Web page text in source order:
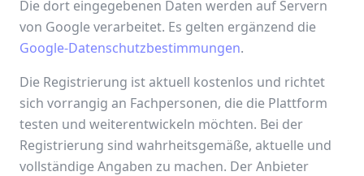
Die dort eingegebenen Daten werden auf Servern
von Google verarbeitet. Es gelten ergänzend die
Google-Datenschutzbestimmungen.
Die Registrierung ist aktuell kostenlos und richtet
sich vorrangig an Fachpersonen, die die Plattform
testen und weiterentwickeln möchten. Bei der
Registrierung sind wahrheitsgemäße, aktuelle und
vollständige Angaben zu machen. Der Anbieter